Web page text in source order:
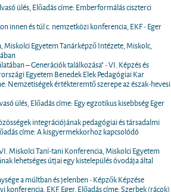
ülés, Előadás címe: Emberformálás ciszterci
innen és túl c. nemzetközi konferencia, EKF - Eger
Miskolci Egyetem Tanárképző Intézete, Miskolc,
– Generációk találkozása" - VI. Képzés és
Egyetem Benedek Elek Pedagógiai Kar
Nemzetiségek értékteremtő szerepe az észak-hevesi
ülés, Előadás címe: Egy egzotikus kisebbség Eger
integrációjának pedagógiai és társadalmi
címe: A kisgyermekkorhoz kapcsolódó
Miskolci Taní-tani Konferencia, Miskolci Egyetem
lehetséges útjai egy kistelepülés óvodája által
a múltban és jelenben - Képzők Képzése
EKF, Eger, Előadás címe: Szerbek (rácok)